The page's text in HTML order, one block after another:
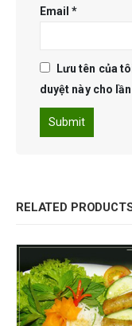
Email*
Lưu tên của
duyệt này cho
RELATED